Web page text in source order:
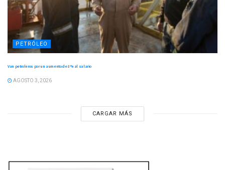
PETRÓLEO
Van petroleros por un aumento de 8 % al salario
AGOSTO 3, 2026
CARGAR MÁS